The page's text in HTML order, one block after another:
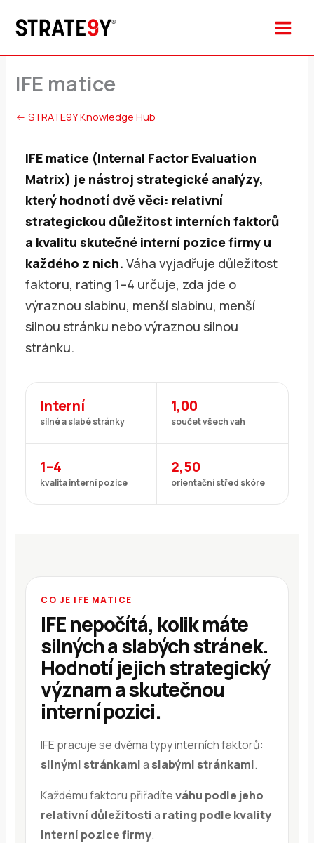
IFE matice
← STRATE9Y Knowledge Hub
IFE matice (Internal Factor Evaluation
Matrix) je nástroj strategické analýzy,
který hodnotí dvě věci: relativní
strategickou důležitost interních faktorů
a kvalitu skutečné interní pozice firmy u
každého z nich. Váha vyjadřuje důležitost
faktoru, rating 1–4 určuje, zda jde o
výraznou slabinu, menší slabinu, menší
silnou stránku nebo výraznou silnou
stránku.
Interní
silné a slabé stránky
1,00
součet všech vah
1–4
kvalita interní pozice
2,50
orientační střed skóre
CO JE IFE MATICE
IFE nepočítá, kolik máte
silných a slabých stránek.
Hodnotí jejich strategický
význam a skutečnou
interní pozici.
IFE pracuje se dvěma typy interních faktorů:
silnými stránkamia slabými stránkami.
Každému faktoru přiřadíteváhu podle jeho
relativní důležitostia rating podle kvality
interní pozice firmy.